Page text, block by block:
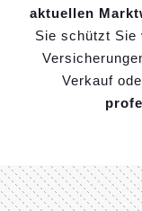
aktuellen
Sie schützt Sie
Verkauf